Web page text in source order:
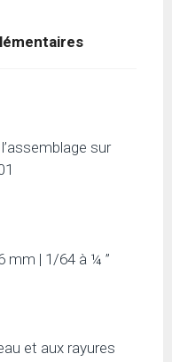
sur
mm | 1/64 à ¼ ”
et aux rayures